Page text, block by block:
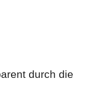
durch die